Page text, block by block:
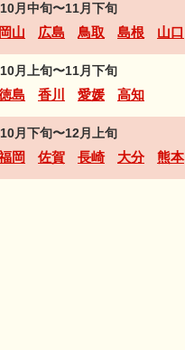
月中旬〜11月下旬
岡山 広島 鳥取 島根 山口
月上旬〜11月下旬
島 香川 愛媛 高知
月下旬〜12月上旬
岡 佐賀 長崎 大分 熊本